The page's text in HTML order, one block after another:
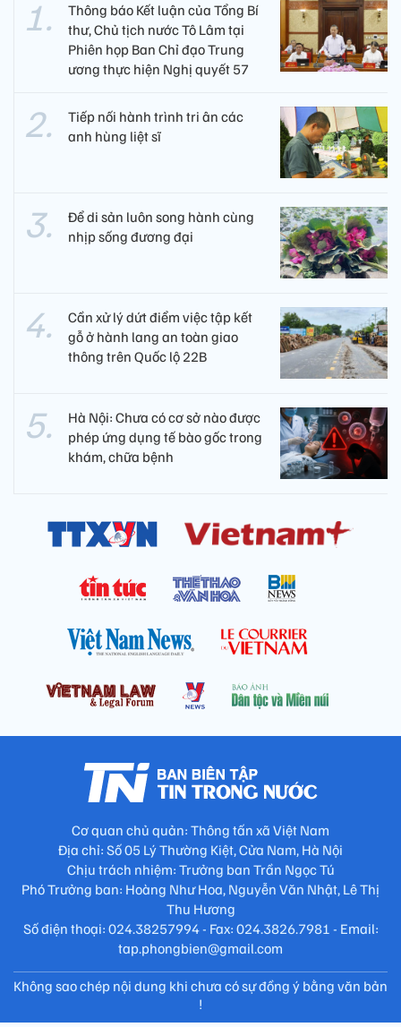
Thông báo Kết luận của Tổng Bí
thư, Chủ tịch nước Tô Lâm tại
Phiên họp Ban Chỉ đạo Trung
ương thực hiện Nghị quyết 57
Tiếp nối hành trình tri ân các
anh hùng liệt sĩ ​
Để di sản luôn song hành cùng
nhịp sống đương đại
Cần xử lý dứt điểm việc tập kết
gỗ ở hành lang an toàn giao
thông trên Quốc lộ 22B
Hà Nội: Chưa có cơ sở nào được
phép ứng dụng tế bào gốc trong
khám, chữa bệnh
Cơ quan chủ quản: Thông tấn xã Việt Nam
Địa chỉ: Số 05 Lý Thường Kiệt, Cửa Nam, Hà Nội
Chịu trách nhiệm: Trưởng ban Trần Ngọc Tú
Phó Trưởng ban: Hoàng Như Hoa, Nguyễn Văn Nhật, Lê Thị
Số điện thoại: 024.38257994 - Fax: 024.3826.7981 - Email:
tap.phongbien@gmail.com